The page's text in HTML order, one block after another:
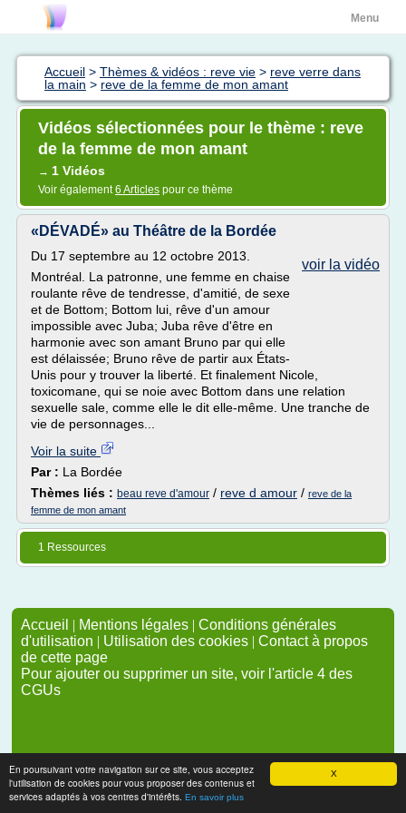
X
En poursuivant votre navigation sur ce site, vous acceptez
l'utilisation de cookies pour vous proposer des contenus et
services adaptés à vos centres d'intérêts. En savoir plus
Menu
Accueil > Thèmes & vidéos : reve vie > reve verre dans
la main > reve de la femme de mon amant
Vidéos sélectionnées pour le thème : reve
de la femme de mon amant
→ 1 Vidéos
Voir également6 Articles pour ce thème
«DÉVADÉ» au Théâtre de la Bordée
voir la vidéo
Du 17 septembre au 12 octobre 2013.
Montréal. La patronne, une femme en chaise
roulante rêve de tendresse, d'amitié, de sexe
et de Bottom; Bottom lui, rêve d'un amour
impossible avec Juba; Juba rêve d'être en
harmonie avec son amant Bruno par qui elle
est délaissée; Bruno rêve de partir aux États-
Unis pour y trouver la liberté. Et finalement Nicole,
toxicomane, qui se noie avec Bottom dans une relation
sexuelle sale, comme elle le dit elle-même. Une tranche de
vie de personnages...
Voir la suite
Par : La Bordée
Thèmes liés : beau reve d'amour / reve d amour / reve de la
femme de mon amant
1 Ressources
Accueil | Mentions légales | Conditions générales
d'utilisation | Utilisation des cookies | Contact à propos
de cette page
Pour ajouter ou supprimer un site, voir l'article 4 des
CGUs